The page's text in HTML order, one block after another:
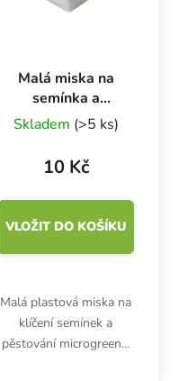
Malá miska na
semínka a
microgreens,
14.3x9.6x5.1 cm
Skladem (>5 ks)
10 Kč
VLOŽIT DO KOŠÍKU
Malá plastová miska na
klíčení semínek a
pěstování microgreens.